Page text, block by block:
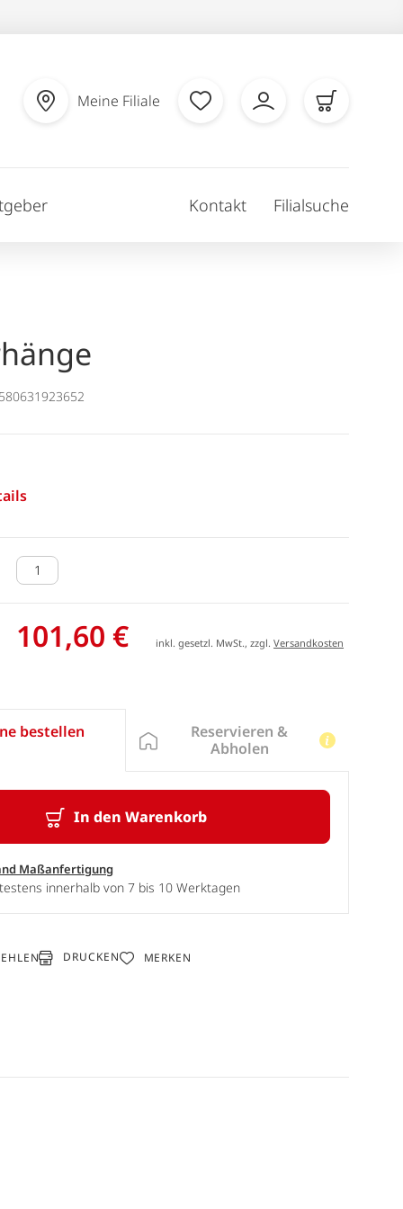
Meine Filiale
Kontakt Filialsuche
101,60 € inkl. gesetzl. MwSt., zzgl.Versandkosten
bestellen
In den Warenkorb
Maßanfertigung
innerhalb von 7 bis 10 Werktagen
Reservieren &
Abholen
DRUCKEN MERKEN